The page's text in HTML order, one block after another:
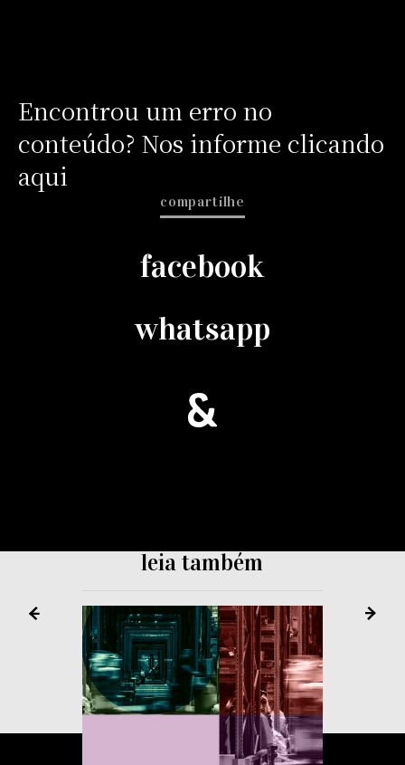
Encontrou um erro no
conteúdo? Nos informe clicando
aqui
compartilhe
facebook
whatsapp
leia também